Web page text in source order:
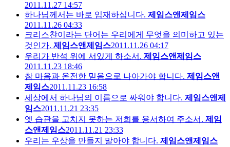
2011.11.27 14:57
하나님께서는 바로 임재하십니다. 제임스앤제임스
2011.11.26 04:33
크리스챤이라는 단어는 우리에게 무엇을 의미하고 있는
것인가. 제임스앤제임스2011.11.26 04:17
우리가 반석 위에 서있게 하소서. 제임스앤제임스
2011.11.23 18:46
참 마음과 온전한 믿음으로 나아가야 합니다. 제임스앤
제임스2011.11.23 16:58
세상에서 하나님의 이름으로 싸워야 합니다. 제임스앤제
임스2011.11.21 23:35
옛 습관을 고치지 못하는 저희를 용서하여 주소서. 제임
스앤제임스2011.11.21 23:33
우리는 우상을 만들지 말아야 합니다. 제임스앤제임스